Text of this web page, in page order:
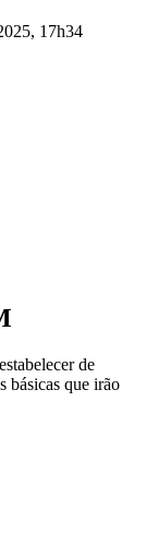
17h34
de
básicas que irão